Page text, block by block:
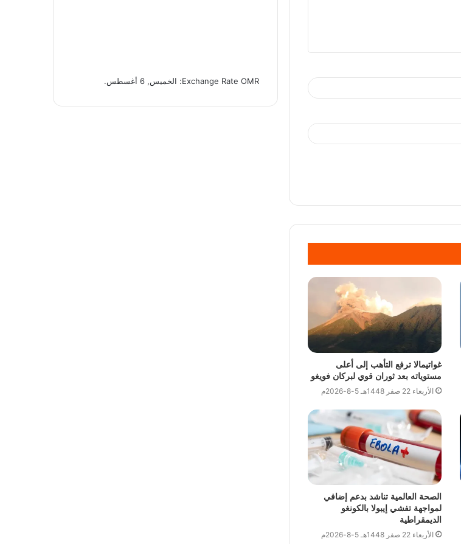
غواتيمالا ترفع التأهب إلى أعلى
مستوياته بعد ثوران قوي لبركان فويغو
الأربعاء 22 صفر 1448هـ 5-8-2026م
الصحة العالمية تناشد بدعم إضافي
لمواجهة تفشي إيبولا بالكونغو
الديمقراطية
الأربعاء 22 صفر 1448هـ 5-8-2026م
Exchange Rate OMR : الخميس, 6 أغسطس.